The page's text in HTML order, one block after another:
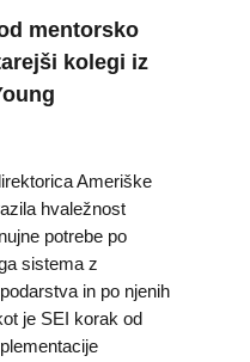
mentorsko
kolegi iz
Ameriške
hvaležnost
potrebe po
sistema z
in po njenih
je SEI korak od